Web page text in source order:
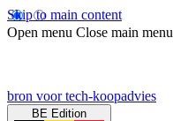
Skip to main content
Open menu Close main menu
bron voor tech-koopadvies
BE Edition